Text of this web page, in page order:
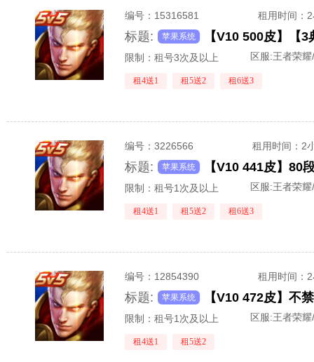
编号： 15316581 租用时间 ：
标题: 苹果系统
限制：租号3次及以上 区服:王者荣
租4送1 租5送2 租6送3
编号：3226566 租用时间 ：2
标题: 苹果系统
限制：租号1次及以上 区服:王者荣
租4送1 租5送2 租6送3
编号： 12854390 租用时间 ：
标题: 苹果系统
限制：租号1次及以上 区服:王者荣
租4送1 租5送2